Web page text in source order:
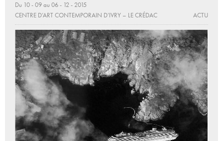
Du 10 - 09 au 06 - 12 - 2015
CENTRE D’ART CONTEMPORAIN D’IVRY – LE CRÉDAC
ACTU